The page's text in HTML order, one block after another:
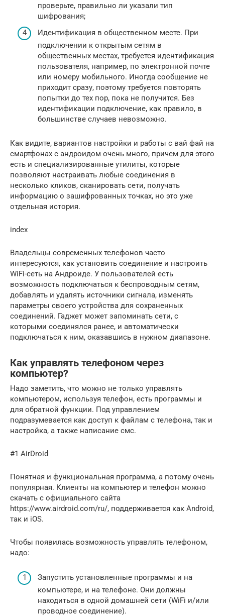
проверьте, правильно ли указали тип
шифрования;
Идентификация в общественном месте. При
подключении к открытым сетям в
общественных местах, требуется идентификация
пользователя, например, по электронной почте
или номеру мобильного. Иногда сообщение не
приходит сразу, поэтому требуется повторять
попытки до тех пор, пока не получится. Без
идентификации подключение, как правило, в
большинстве случаев невозможно.
Как видите, вариантов настройки и работы с вай фай на
смартфонах с андроидом очень много, причем для этого
есть и специализированные утилиты, которые
позволяют настраивать любые соединения в
несколько кликов, сканировать сети, получать
информацию о зашифрованных точках, но это уже
отдельная история.
index
Владельцы современных телефонов часто
интересуются, как установить соединение и настроить
WiFi-сеть на Андроиде. У пользователей есть
возможность подключаться к беспроводным сетям,
добавлять и удалять источники сигнала, изменять
параметры своего устройства для сохраненных
соединений. Гаджет может запоминать сети, с
которыми соединялся ранее, и автоматически
подключаться к ним, оказавшись в нужном диапазоне.
Как управлять телефоном через
компьютер?
Надо заметить, что можно не только управлять
компьютером, используя телефон, есть программы и
для обратной функции. Под управлением
подразумевается как доступ к файлам с телефона, так и
настройка, а также написание смс.
#1 AirDroid
Понятная и функциональная программа, а потому очень
популярная. Клиенты на компьютер и телефон можно
скачать с официального сайта
https://www.airdroid.com/ru/, поддерживается как Android,
так и iOS.
Чтобы появилась возможность управлять телефоном,
надо:
Запустить установленные программы и на
компьютере, и на телефоне. Они должны
находиться в одной домашней сети (WiFi и/или
проводное соединение).